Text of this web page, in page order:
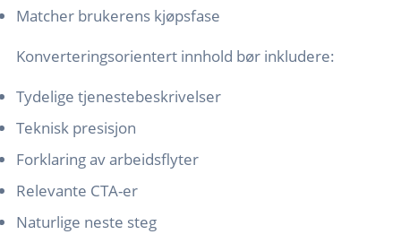
Matcher brukerens kjøpsfase
Konverteringsorientert innhold bør inkludere:
Tydelige tjenestebeskrivelser
Teknisk presisjon
Forklaring av arbeidsflyter
Relevante CTA-er
Naturlige neste steg